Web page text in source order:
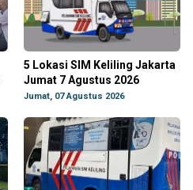
5 Lokasi SIM Keliling Jakarta
Jumat 7 Agustus 2026
Jumat, 07 Agustus 2026